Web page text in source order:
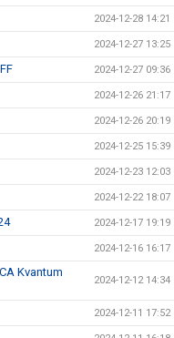
2024-12-28 14:21
2024-12-27 13:25
2024-12-27 09:36
2024-12-26 21:17
2024-12-26 20:19
2024-12-25 15:39
2024-12-23 12:03
2024-12-22 18:07
2024-12-17 19:19
2024-12-16 16:17
Kvantum
2024-12-12 14:34
2024-12-11 17:52